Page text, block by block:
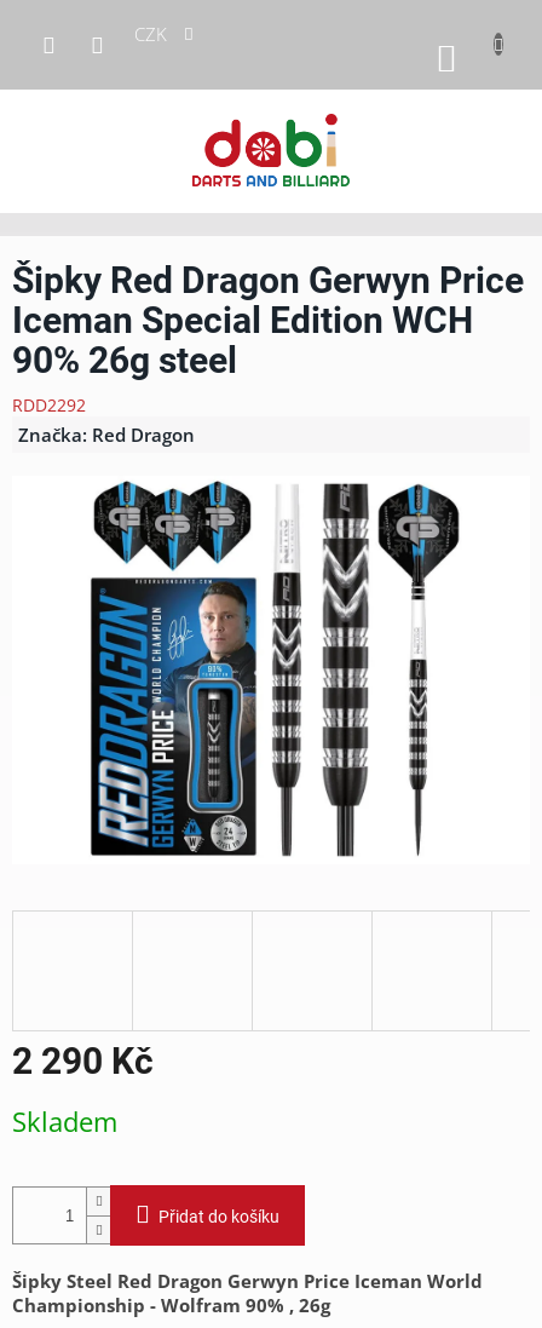
obsah
CZK
KOŠÍK
Šipky Red Dragon Gerwyn Price
Iceman Special Edition WCH
90% 26g steel
RDD2292
Značka: Red Dragon
2 290 Kč
cena:
Skladem
Přidat do košíku
Šipky Steel Red Dragon Gerwyn Price Iceman World
Championship - Wolfram 90% , 26g